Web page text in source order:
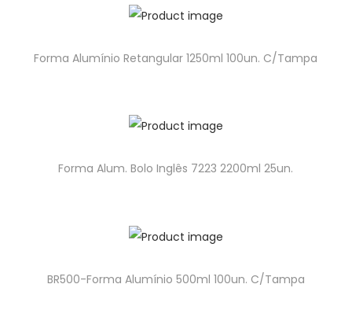
Forma Alumínio Retangular 1250ml 100un. C/Tampa
Forma Alum. Bolo Inglês 7223 2200ml 25un.
BR500-Forma Alumínio 500ml 100un. C/Tampa